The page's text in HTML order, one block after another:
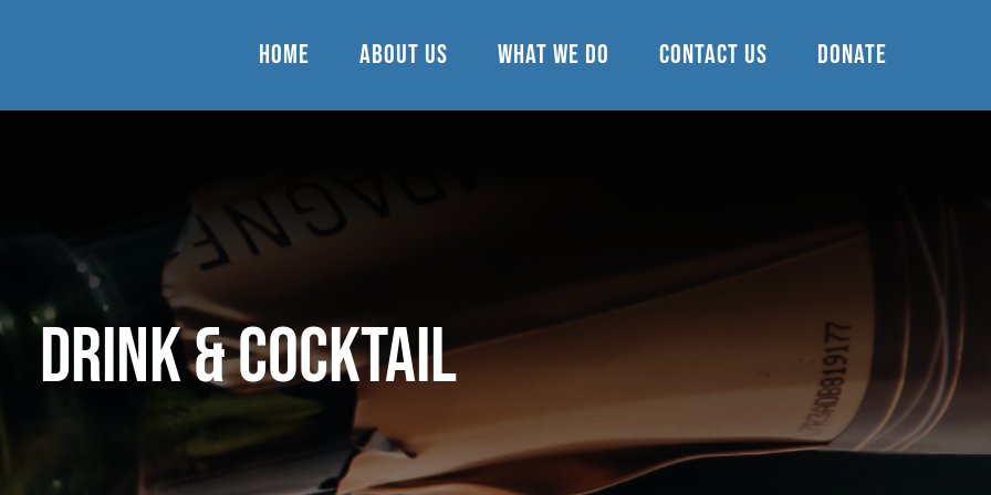
Home About Us What we do Contact Us Donate
DRINK & COCKTAIL